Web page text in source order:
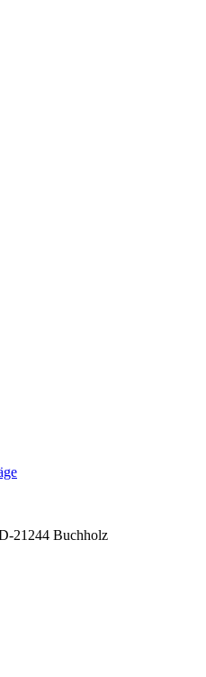
21244 Buchholz